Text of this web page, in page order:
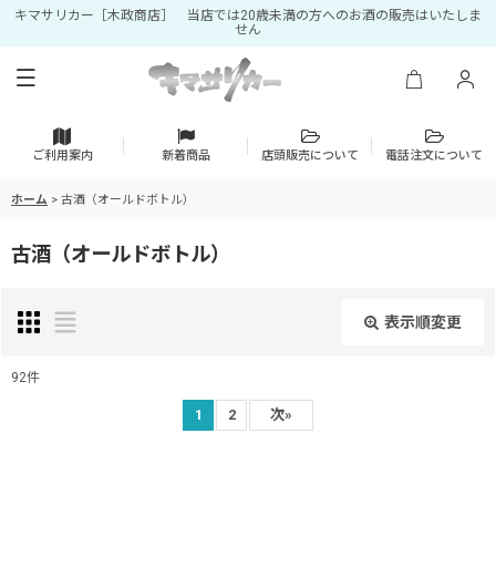
キマサリカー［木政商店］ 当店では20歳未満の方へのお酒の販売はいたしま
せん
ご利用案内 新着商品 店頭販売について 電話注文について
ホーム > 古酒（オールドボトル）
古酒（オールドボトル）
表示順変更
92件
1 2 次»